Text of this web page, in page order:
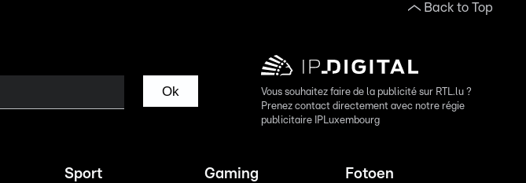
Back to Top
Ok
Vous souhaitez faire de la publicité sur RTL.lu ?
Prenez contact directement avec notre régie
publicitaire IPLuxembourg
Sport Gaming Fotoen